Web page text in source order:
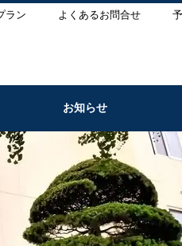
ラン よくあるお問合せ
お知らせ